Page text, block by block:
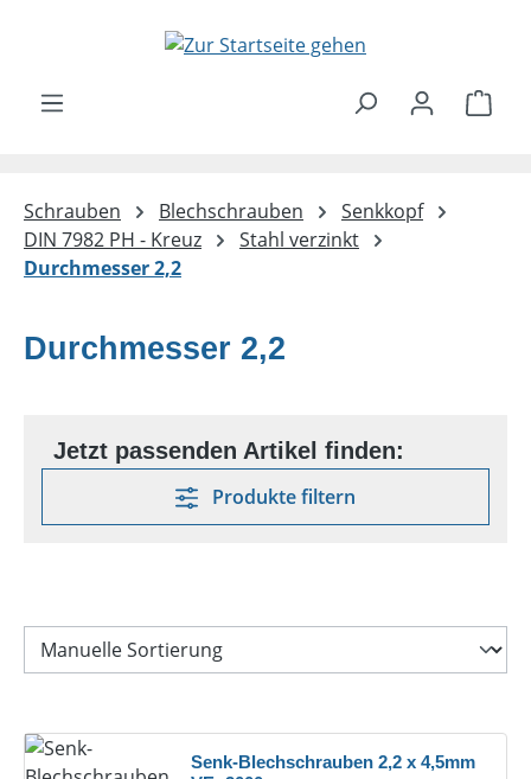
Zum Hauptinhalt springen
Schrauben Blechschrauben
Senkkopf
DIN 7982 PH - Kreuz
Stahl verzinkt
Durchmesser 2,2
Durchmesser 2,2
Produkte filtern
Senk-Blechschrauben 2,2 x 4,5mm